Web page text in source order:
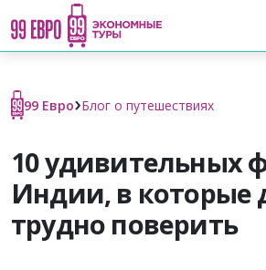
99 Евро›Блог о путешествиях
10 удивительных
Индии, в которые
трудно поверить